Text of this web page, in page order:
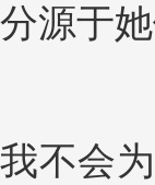
分源于
我不会